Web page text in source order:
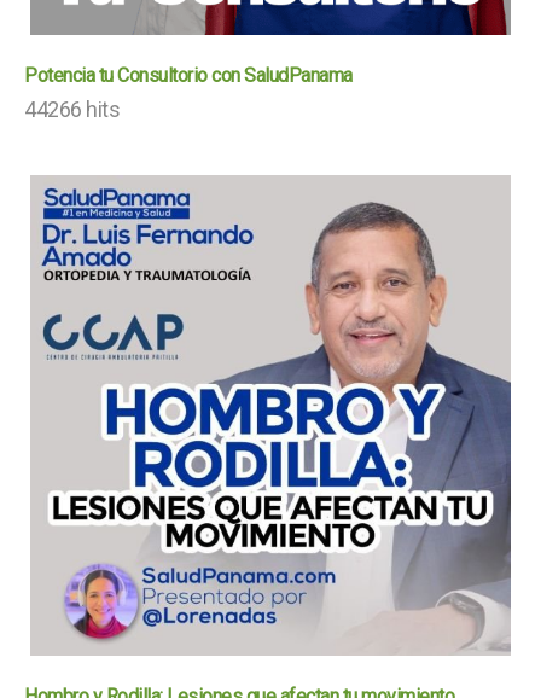
Potencia tu Consultorio con SaludPanama
44266 hits